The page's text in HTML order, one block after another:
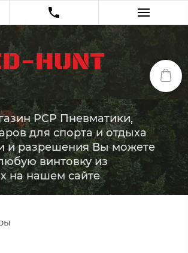
PCP Пневматики,
для спорта и отдыха
и разрешения Вы можете
винтовку из
на нашем сайте